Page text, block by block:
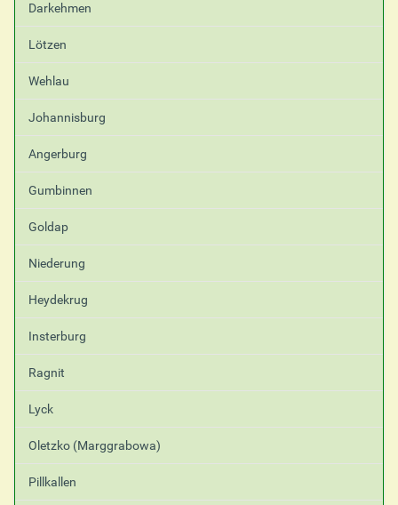
Darkehmen
Lötzen
Wehlau
Johannisburg
Angerburg
Gumbinnen
Goldap
Niederung
Heydekrug
Insterburg
Ragnit
Lyck
Oletzko (Marggrabowa)
Pillkallen